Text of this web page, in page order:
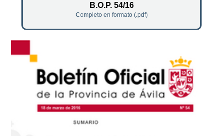
B.O.P. 54/16
Completo en formato (.pdf)